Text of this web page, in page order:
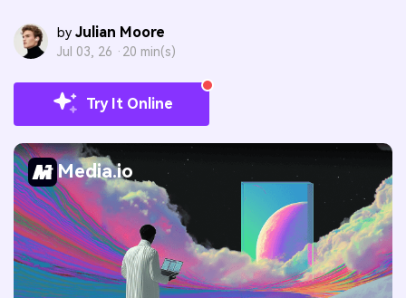
by Julian Moore
Jul 03, 26 · 20 min(s)
Try It Online
Media.io